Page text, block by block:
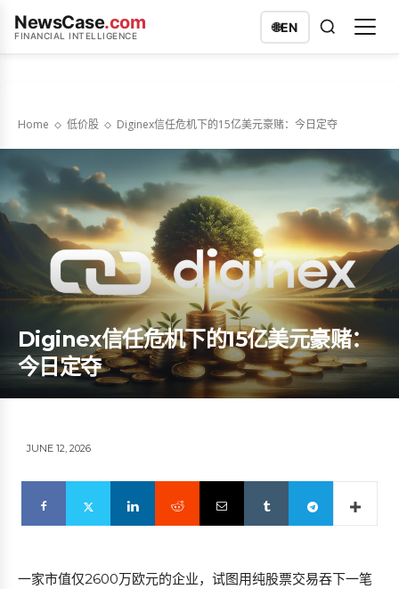
NewsCase.com
FINANCIAL INTELLIGENCE
🌐EN
Home 低价股 Diginex信任危机下的15亿美元豪赌：今日定夺
Diginex信任危机下的15亿美元豪赌：
今日定夺
JUNE 12, 2026
一家市值仅2600万欧元的企业，试图用纯股票交易吞下一笔